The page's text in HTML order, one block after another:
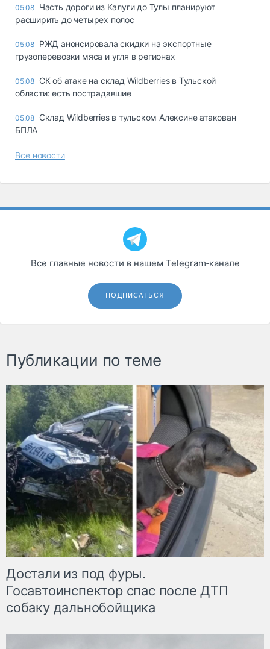
05.08 Часть дороги из Калуги до Тулы планируют
расширить до четырех полос
05.08 РЖД анонсировала скидки на экспортные
грузоперевозки мяса и угля в регионах
05.08 СК об атаке на склад Wildberries в Тульской
области: есть пострадавшие
05.08 Склад Wildberries в тульском Алексине атакован
БПЛА
Все новости
Все главные новости в нашем Telegram‑канале
ПОДПИСАТЬСЯ
Публикации по теме
Достали из под фуры.
Госавтоинспектор спас после ДТП
собаку дальнобойщика